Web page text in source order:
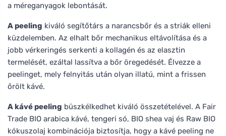
a méreganyagok lebontását.
A peeling kiváló segítőtárs a narancsbőr és a striák elleni
küzdelemben. Az elhalt bőr mechanikus eltávolítása és a
jobb vérkeringés serkenti a kollagén és az elasztin
termelését, ezáltal lassítva a bőr öregedését. Élvezze a
peelinget, mely felnyitás után olyan illatú, mint a frissen
őrölt kávé.
A kávé peeling büszkélkedhet kiváló összetételével. A Fair
Trade BIO arabica kávé, tengeri só, BIO shea vaj és Raw BIO
kókuszolaj kombinációja biztosítja, hogy a kávé peeling ne